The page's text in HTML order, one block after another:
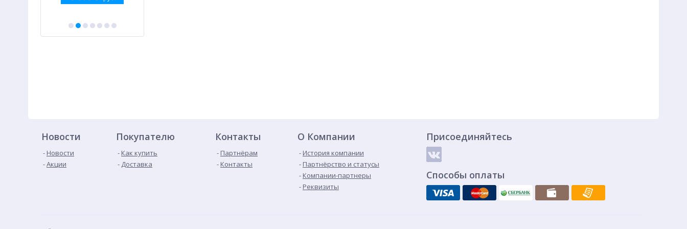
Новости
Новости
Акции
Покупателю
Как купить
Доставка
Контакты
Партнёрам
Контакты
О Компании
История компании
Партнёрство и статусы
Компании-партнеры
Реквизиты
Присоединяйтесь
Способы оплаты